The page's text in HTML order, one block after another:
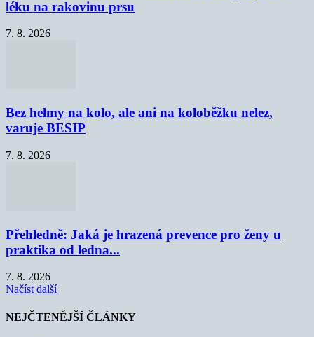
léku na rakovinu prsu
7. 8. 2026
Bez helmy na kolo, ale ani na koloběžku nelez,
varuje BESIP
7. 8. 2026
Přehledně: Jaká je hrazená prevence pro ženy u
praktika od ledna...
7. 8. 2026
Načíst další
NEJČTENĚJŠÍ ČLÁNKY